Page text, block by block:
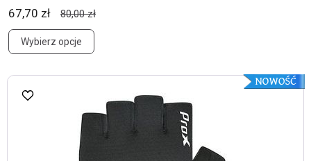
67,70 zł 80,00 zł
Wybierz opcje